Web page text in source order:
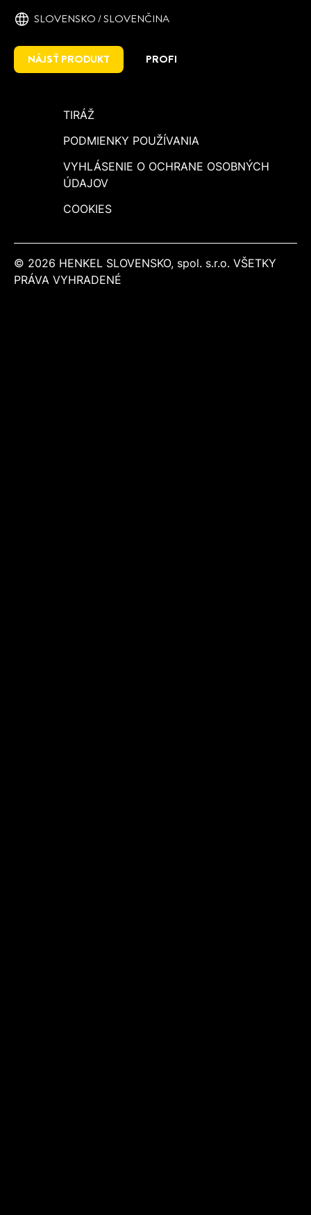
SLOVENSKO / SLOVENČINA
NÁJSŤ PRODUKT PROFI
TIRÁŽ
PODMIENKY POUŽÍVANIA
VYHLÁSENIE O OCHRANE OSOBNÝCH
ÚDAJOV
COOKIES
© 2026 HENKEL SLOVENSKO, spol. s.r.o. VŠETKY
PRÁVA VYHRADENÉ